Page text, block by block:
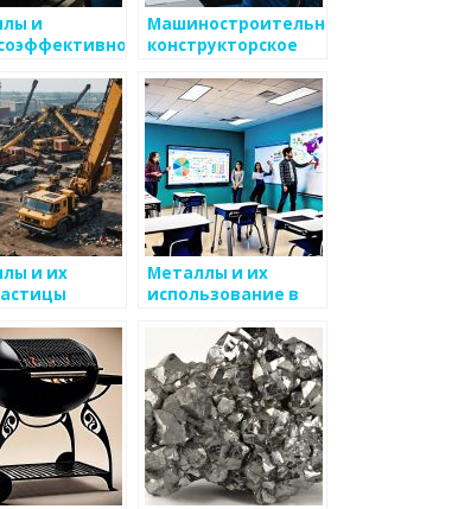
и
Машиностроительное
конструкторское
инженерия
будущего
и их
Металлы и их
использование в